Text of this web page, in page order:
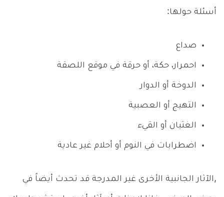
أسئلة حولها:
صداع
احمرار، حكة، أو حرقة في موقع اللصقة
الدوخة أو الدوار
التهيج أو العصبية
الغثيان أو القيء
اضطرابات في النوم أو أحلام غير عادية
,الآثار الجانبية الأخرى غير المدرجة قد تحدث أيضاً في